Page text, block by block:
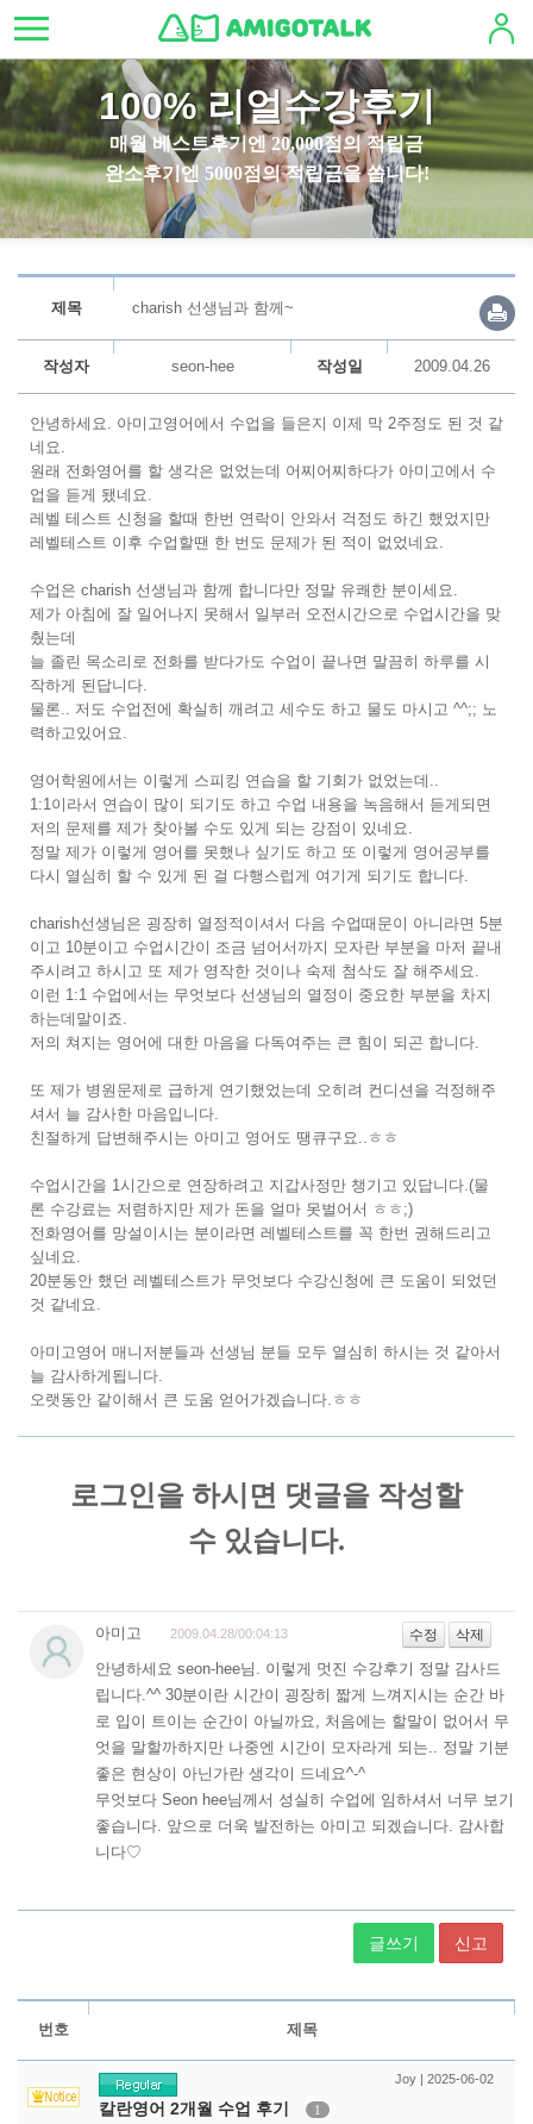
100% 리얼수강후기
매월 베스트후기엔 20,000점의 적립금
완소후기엔 5000점의 적립금을 쏩니다!
제목 charish 선생님과 함께~
작성자 seon-hee 작성일 2009.04.26
안녕하세요. 아미고영어에서 수업을 들은지 이제 막 2주정도 된 것 같
네요.
원래 전화영어를 할 생각은 없었는데 어찌어찌하다가 아미고에서 수
업을 듣게 됐네요.
레벨 테스트 신청을 할때 한번 연락이 안와서 걱정도 하긴 했었지만
레벨테스트 이후 수업할땐 한 번도 문제가 된 적이 없었네요.
수업은 charish 선생님과 함께 합니다만 정말 유쾌한 분이세요.
제가 아침에 잘 일어나지 못해서 일부러 오전시간으로 수업시간을 맞
췄는데
늘 졸린 목소리로 전화를 받다가도 수업이 끝나면 말끔히 하루를 시
작하게 된답니다.
물론.. 저도 수업전에 확실히 깨려고 세수도 하고 물도 마시고 ^^;; 노
력하고있어요.
영어학원에서는 이렇게 스피킹 연습을 할 기회가 없었는데..
1:1이라서 연습이 많이 되기도 하고 수업 내용을 녹음해서 듣게되면
저의 문제를 제가 찾아볼 수도 있게 되는 강점이 있네요.
정말 제가 이렇게 영어를 못했나 싶기도 하고 또 이렇게 영어공부를
다시 열심히 할 수 있게 된 걸 다행스럽게 여기게 되기도 합니다.
charish선생님은 굉장히 열정적이셔서 다음 수업때문이 아니라면 5분
이고 10분이고 수업시간이 조금 넘어서까지 모자란 부분을 마저 끝내
주시려고 하시고 또 제가 영작한 것이나 숙제 첨삭도 잘 해주세요.
이런 1:1 수업에서는 무엇보다 선생님의 열정이 중요한 부분을 차지
하는데말이죠.
저의 쳐지는 영어에 대한 마음을 다독여주는 큰 힘이 되곤 합니다.
또 제가 병원문제로 급하게 연기했었는데 오히려 컨디션을 걱정해주
셔서 늘 감사한 마음입니다.
친절하게 답변해주시는 아미고 영어도 땡큐구요..ㅎㅎ
수업시간을 1시간으로 연장하려고 지갑사정만 챙기고 있답니다.(물
론 수강료는 저렴하지만 제가 돈을 얼마 못벌어서 ㅎㅎ;)
전화영어를 망설이시는 분이라면 레벨테스트를 꼭 한번 권해드리고
싶네요.
20분동안 했던 레벨테스트가 무엇보다 수강신청에 큰 도움이 되었던
것 같네요.
아미고영어 매니저분들과 선생님 분들 모두 열심히 하시는 것 같아서
늘 감사하게됩니다.
오랫동안 같이해서 큰 도움 얻어가겠습니다.ㅎㅎ
글쓰기 신고